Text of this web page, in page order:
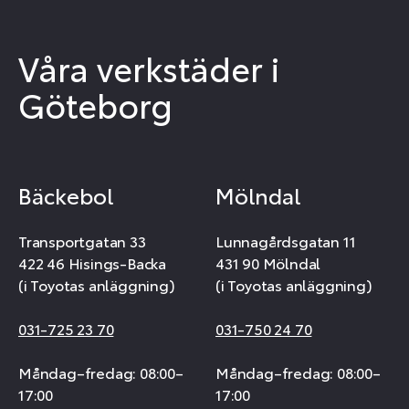
Våra verkstäder i
Göteborg
Bäckebol
Transportgatan 33
422 46 Hisings-Backa
(i Toyotas anläggning)
031-725 23 70
Måndag–fredag: 08:00–
17:00
Mölndal
Lunnagårdsgatan 11
431 90 Mölndal
(i Toyotas anläggning)
031-750 24 70
Måndag–fredag: 08:00–
17:00